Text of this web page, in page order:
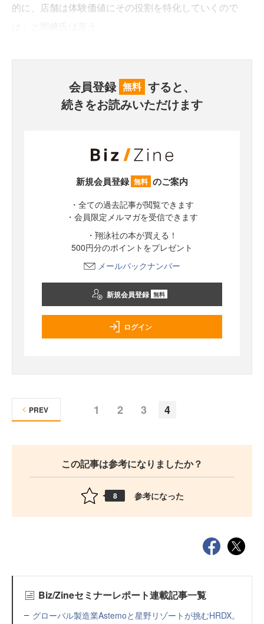
的に、店舗は体験価値にその役割を特化していくので
会員登録 無料 すると、
続きをお読みいただけます
新規会員登録 無料 のご案内
・全ての過去記事が閲覧できます
・会員限定メルマガを受信できます
・翔泳社の本が買える！
500円分のポイントをプレゼント
メールバックナンバー
新規会員登録 無料
ログイン
1 2 3 4
PREV
この記事は参考になりましたか？
8 参考になった
Biz/Zineセミナーレポート連載記事一覧
グローバル製造業Astemoと星野リゾートが挑むHRDX。